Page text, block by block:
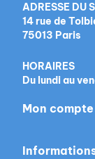
ADRESSE DU
14 rue de
75013 Paris
HORAIRES
Du lundi au
Mon compte